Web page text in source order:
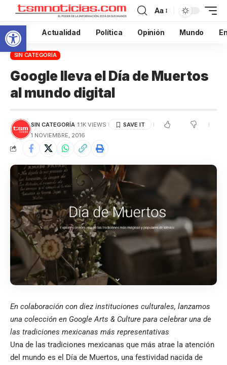
Abrir barra de herramientas
Aa
Inicio Actualidad Política Opinión Mundo
SIN CATEGORÍA
Google lleva el Día de Muertos
al mundo digital
SIN CATEGORÍA 1.1K VIEWS
1 NOVIEMBRE, 2016
En colaboración con diez instituciones culturales, lanzamos
una colección en Google Arts & Culture para celebrar una de
las tradiciones mexicanas más representativas
Una de las tradiciones mexicanas que más atrae la atención
del mundo es el Día de Muertos, una festividad nacida de